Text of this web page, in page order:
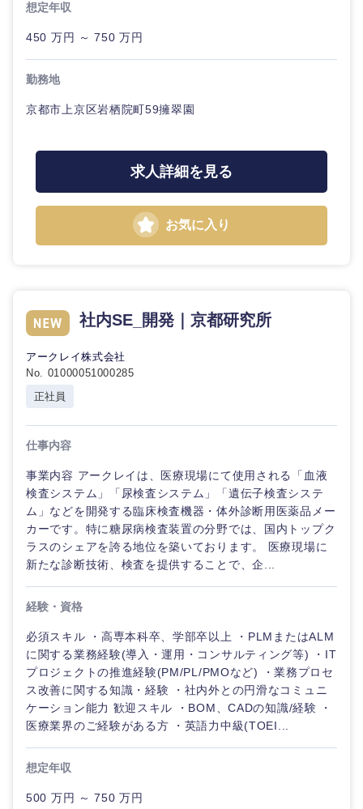
海外
想定年収
450 万円 ～ 750 万円
勤務地
京都市上京区岩栖院町59擁翠園
求人詳細を見る
お気に入り
社内SE_開発｜京都研究所
アークレイ株式会社
No. 01000051000285
正社員
仕事内容
事業内容 アークレイは、医療現場にて使用される「血液
検査システム」「尿検査システム」「遺伝子検査システ
ム」などを開発する臨床検査機器・体外診断用医薬品メー
カーです。特に糖尿病検査装置の分野では、国内トップク
ラスのシェアを誇る地位を築いております。 医療現場に
新たな診断技術、検査を提供することで、企...
経験・資格
必須スキル ・高専本科卒、学部卒以上 ・PLMまたはALM
に関する業務経験(導入・運用・コンサルティング等) ・IT
プロジェクトの推進経験(PM/PL/PMOなど) ・業務プロセ
ス改善に関する知識・経験 ・社内外との円滑なコミュニ
ケーション能力 歓迎スキル ・BOM、CADの知識/経験 ・
医療業界のご経験がある方 ・英語力中級(TOEI...
想定年収
500 万円 ～ 750 万円